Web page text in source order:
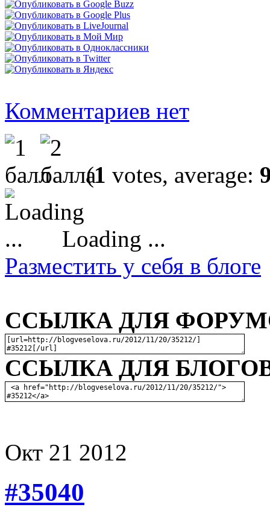
Комментариев нет
(1 votes, average:
Loading ...
Разместить у себя в блоге
ССЫЛКА ДЛЯ
ССЫЛКА ДЛЯ БЛОГОВ
Окт 21 2012
#35040